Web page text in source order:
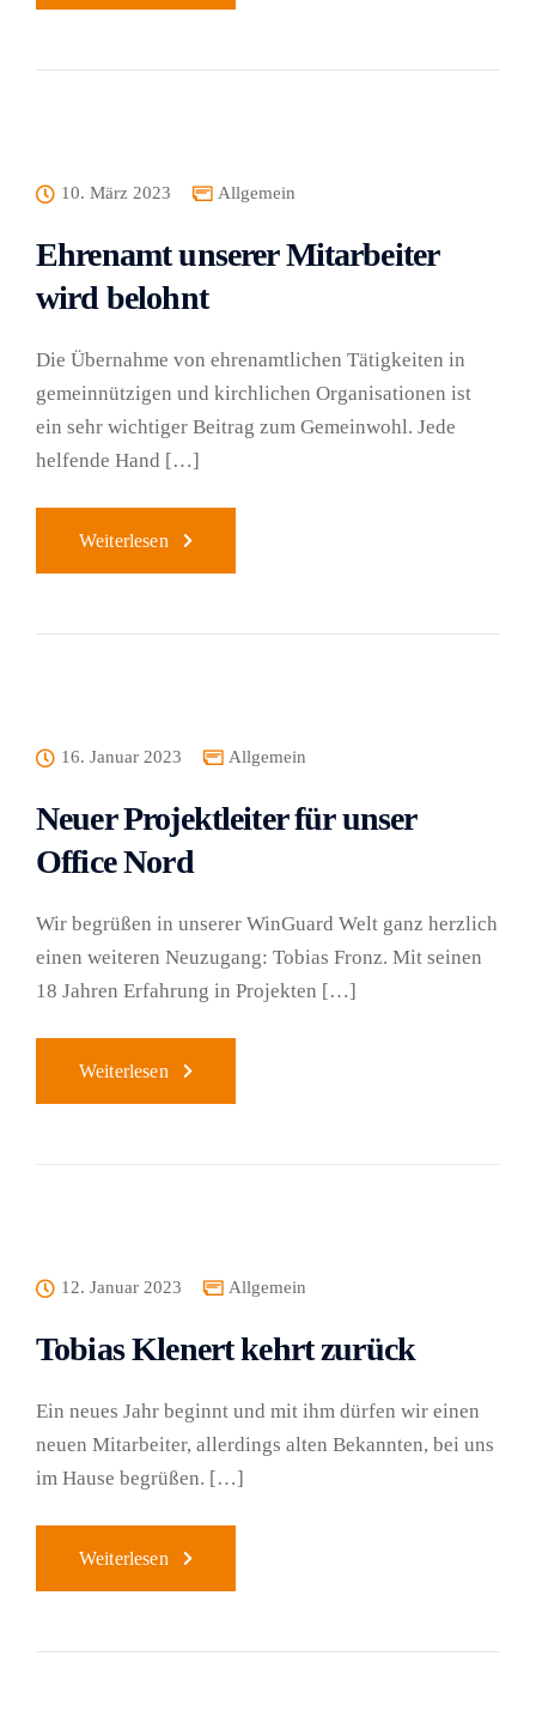
10. März 2023 Allgemein
Ehrenamt unserer Mitarbeiter
wird belohnt
Die Übernahme von ehrenamtlichen Tätigkeiten in
gemeinnützigen und kirchlichen Organisationen ist
ein sehr wichtiger Beitrag zum Gemeinwohl. Jede
helfende Hand […]
Weiterlesen
16. Januar 2023 Allgemein
Neuer Projektleiter für unser
Office Nord
Wir begrüßen in unserer WinGuard Welt ganz herzlich
einen weiteren Neuzugang: Tobias Fronz. Mit seinen
18 Jahren Erfahrung in Projekten […]
Weiterlesen
12. Januar 2023 Allgemein
Tobias Klenert kehrt zurück
Ein neues Jahr beginnt und mit ihm dürfen wir einen
neuen Mitarbeiter, allerdings alten Bekannten, bei uns
im Hause begrüßen. […]
Weiterlesen